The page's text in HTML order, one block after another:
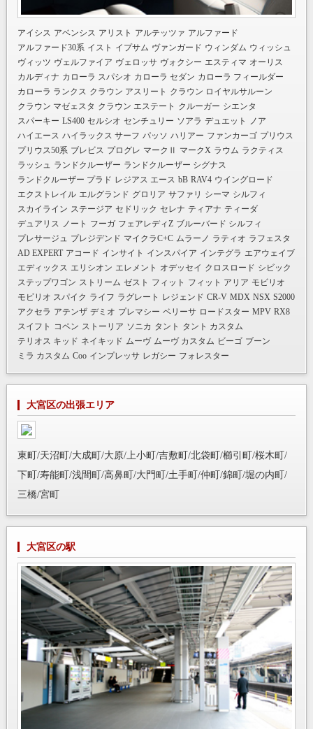
アイシス アベンシス アリスト アルテッツァ アルファード
アルファード30系 イスト イプサム ヴァンガード ウィンダム ウィッシュ
ヴィッツ ヴェルファイア ヴェロッサ ヴォクシー エスティマ オーリス
カルディナ カローラ スパシオ カローラ セダン カローラ フィールダー
カローラ ランクス クラウン アスリート クラウン ロイヤルサルーン
クラウン マゼェスタ クラウン エステート クルーガー シエンタ
スパーキー LS400 セルシオ センチュリー ソアラ デュエット
ノア
ハイエース ハイラックス サーフ パッソ ハリアー ファンカーゴ プリウス
プリウス50系 ブレビス プログレ マークⅡ マークX ラウム ラクティス
ラッシュ ランドクルーザー ランドクルーザー シグナス
ランドクルーザー プラド レジアス エース bB RAV4 ウイングロード
エクストレイル エルグランド グロリア サファリ シーマ シルフィ
スカイライン ステージア セドリック セレナ ティアナ ティーダ
デュアリス ノート フーガ フェアレディZ ブルーバード シルフィ
プレサージュ プレジデンド マイクラC+C ムラーノ ラティオ ラフェスタ
AD EXPERT アコード インサイト インスパイア インテグラ エアウェイブ
エディックス エリシオン エレメント オデッセイ クロスロード シビック
ステップワゴン ストリーム ゼスト フィット フィット アリア モビリオ
モビリオ スパイク ライフ ラグレート レジェンド CR-V MDX NSX S2000
アクセラ アテンザ デミオ プレマシー ベリーサ ロードスター MPV RX8
スイフト コペン ストーリア ソニカ タント タント カスタム
テリオス キッド ネイキッド ムーヴ ムーヴ カスタム ビーゴ ブーン
ミラ カスタム Coo インプレッサ レガシー フォレスター
大宮区の出張エリア
東町/天沼町/大成町/大原/上小町/吉敷町/北袋町/櫛引町/桜木町/
下町/寿能町/浅間町/高鼻町/大門町/土手町/仲町/錦町/堀の内町/
三橋/宮町
大宮区の駅